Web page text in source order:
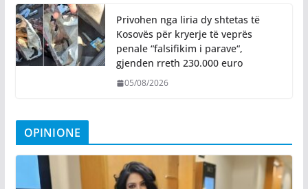
Privohen nga liria dy shtetas të
Kosovës për kryerje të veprës
penale “falsifikim i parave“,
gjenden rreth 230.000 euro
05/08/2026
OPINIONE